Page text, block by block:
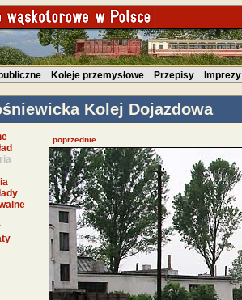
Koleje przemysłowe Przepisy Imprezy
Kolej Dojazdowa
poprzednie